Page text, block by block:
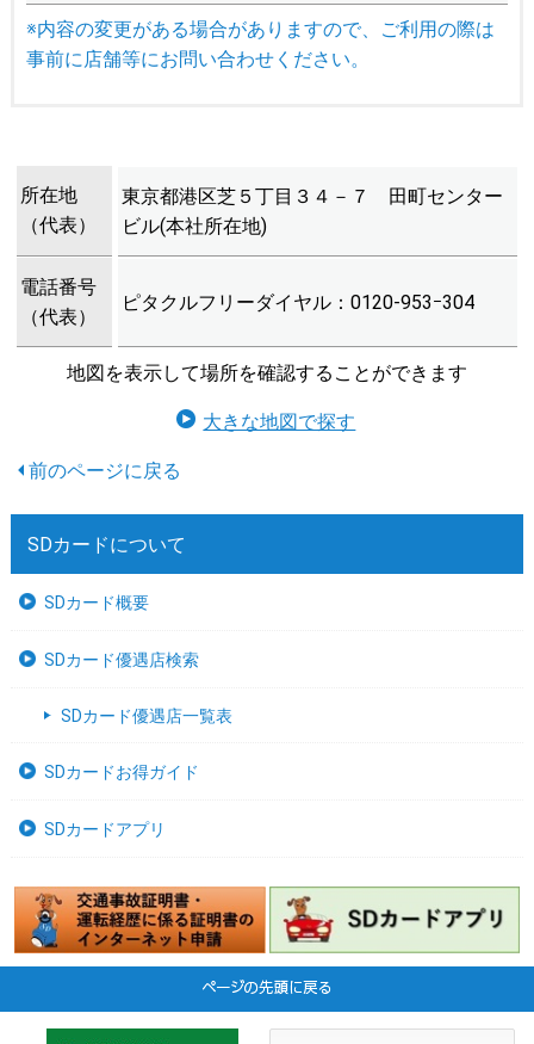
※内容の変更がある場合がありますので、ご利用の際は
事前に店舗等にお問い合わせください。
所在地
（代表）
東京都港区芝５丁目３４－７ 田町センター
ビル(本社所在地)
電話番号
（代表）
ピタクルフリーダイヤル：0120-953ｰ304
地図を表示して場所を確認することができます
大きな地図で探す
SDカードについて
SDカード概要
SDカード優遇店検索
SDカード優遇店一覧表
SDカードお得ガイド
SDカードアプリ